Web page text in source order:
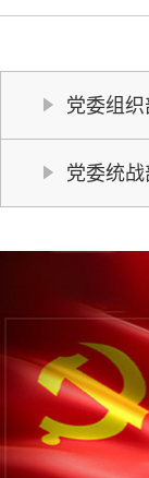
党委组织
党委统战